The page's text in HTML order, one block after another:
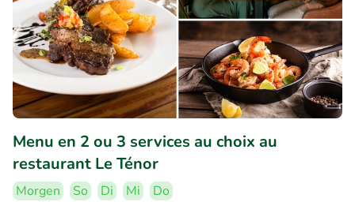
Menu en 2 ou 3 services au choix au
restaurant Le Ténor
Morgen So Di Mi
Do